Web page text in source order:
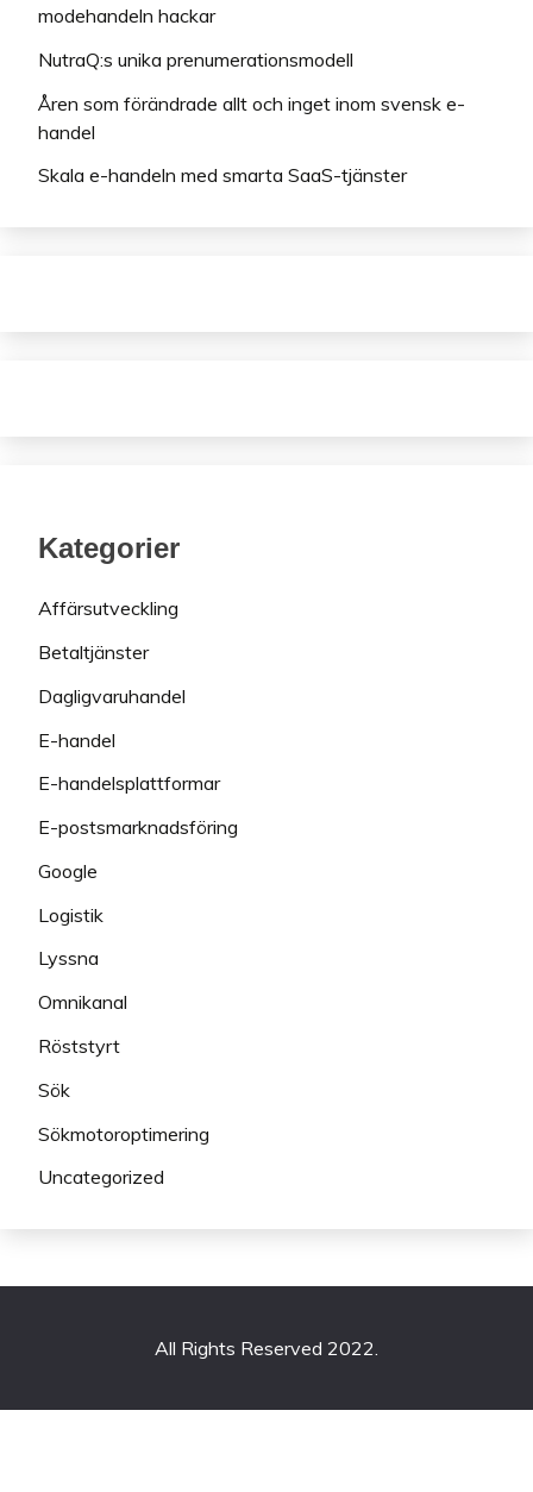
modehandeln hackar
NutraQ:s unika prenumerationsmodell
Åren som förändrade allt och inget inom svensk e-
handel
Skala e-handeln med smarta SaaS-tjänster
Kategorier
Affärsutveckling
Betaltjänster
Dagligvaruhandel
E-handel
E-handelsplattformar
E-postsmarknadsföring
Google
Logistik
Lyssna
Omnikanal
Röststyrt
Sök
Sökmotoroptimering
Uncategorized
All Rights Reserved 2022.